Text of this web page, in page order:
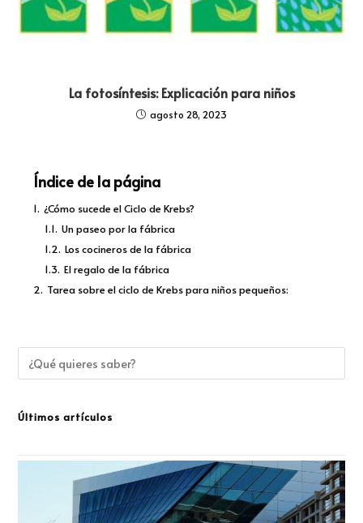
La fotosíntesis: Explicación para niños
agosto 28, 2023
Índice de la página
1. ¿Cómo sucede el Ciclo de Krebs?
1.1. Un paseo por la fábrica
1.2. Los cocineros de la fábrica
1.3. El regalo de la fábrica
2. Tarea sobre el ciclo de Krebs para niños pequeños:
Últimos artículos